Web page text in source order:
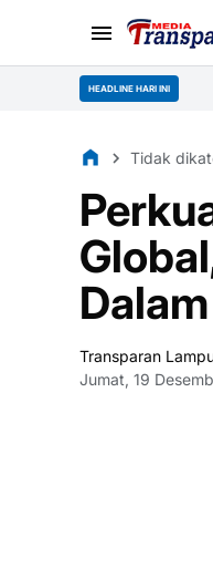
HEADLINE HARI INI
Tidak
Transparan
Jumat, 19